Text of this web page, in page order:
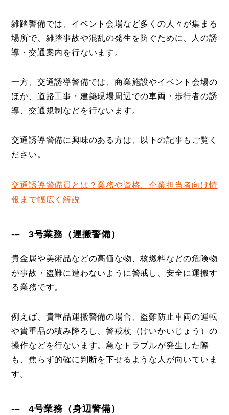
雑踏警備では、イベント会場など多くの人々が集まる
場所で、雑踏事故や混乱の発生を防ぐために、人の誘
導・交通案内を行ないます。
一方、交通誘導警備では、商業施設やイベント会場の
ほか、道路工事・建築現場周辺での車両・歩行者の誘
導、交通規制などを行ないます。
交通誘導警備に興味のある方は、以下の記事もご覧く
ださい。
交通誘導警備員とは？業務や資格、企業担当者向け情
報まで幅広く解説
3号業務（運搬警備）
貴金属や美術品などの高価な物、核燃料などの危険物
が事故・盗難に遭わないように警戒し、安全に運搬す
る業務です。
例えば、貴重品運搬警備の場合、盗難防止車両の運転
や貴重品の積み降ろし、警戒杖（けいかいじょう）の
操作などを行ないます。急なトラブルが発生した際
も、焦らず的確に判断を下せるような人が向いていま
す。
4号業務（身辺警備）